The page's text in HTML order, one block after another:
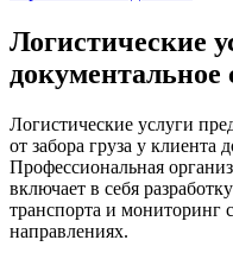
Логистические
документальное
Логистические услуги
от забора груза у клиента
Профессиональная
включает в себя
транспорта и мониторинг
направлениях.